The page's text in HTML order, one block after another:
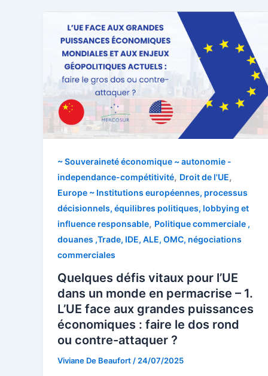
~ Souveraineté économique ~ autonomie -
independance-compétitivité, Droit de l'UE,
Europe ~ Institutions européennes, processus
décisionnels, équilibres politiques, lobbying et
influence responsable, Politique commerciale ,
douanes ,Trade, IDE, ALE, OMC, négociations
commerciales
Quelques défis vitaux pour l’UE
dans un monde en permacrise – 1.
L’UE face aux grandes puissances
économiques : faire le dos rond
ou contre-attaquer ?
Viviane De Beaufort / 24/07/2025